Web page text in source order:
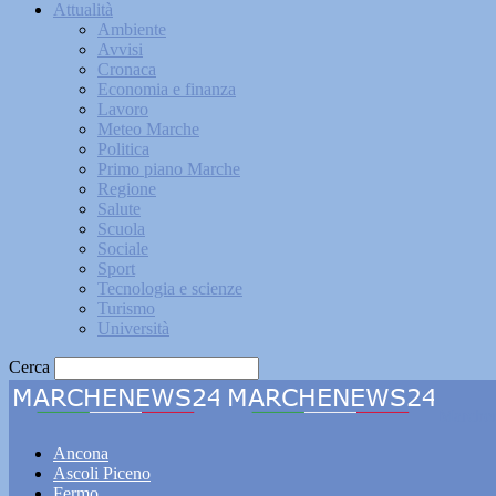
Attualità
Ambiente
Avvisi
Cronaca
Economia e finanza
Lavoro
Meteo Marche
Politica
Primo piano Marche
Regione
Salute
Scuola
Sociale
Sport
Tecnologia e scienze
Turismo
Università
Cerca
Ancona
Ascoli Piceno